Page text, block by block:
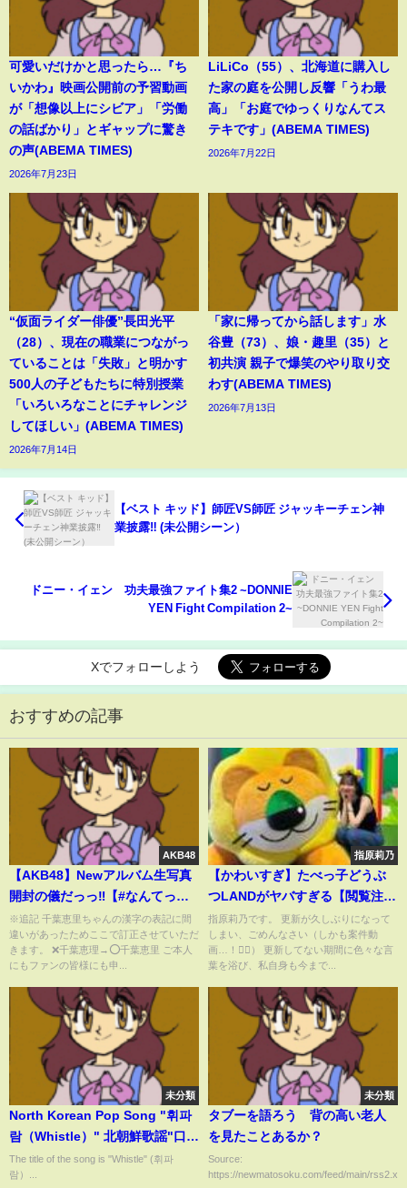
可愛いだけかと思ったら…『ち
いかわ』映画公開前の予習動画
が「想像以上にシビア」「労働
の話ばかり」とギャップに驚き
の声(ABEMA TIMES)
2026年7月23日
LiLiCo（55）、北海道に購入し
た家の庭を公開し反響「うわ最
高」「お庭でゆっくりなんてス
テキです」(ABEMA TIMES)
2026年7月22日
“仮面ライダー俳優”長田光平
（28）、現在の職業につながっ
ていることは「失敗」と明かす
500人の子どもたちに特別授業
「いろいろなことにチャレンジ
してほしい」(ABEMA TIMES)
2026年7月14日
「家に帰ってから話します」水
谷豊（73）、娘・趣里（35）と
初共演 親子で爆笑のやり取り交
わす(ABEMA TIMES)
2026年7月13日
【ベスト キッド】師匠VS師匠 ジャッキーチェン神
業披露‼️ (未公開シーン）
ドニー・イェン 功夫最強ファイト集2 ~DONNIE
YEN Fight Compilation 2~
Xでフォローしよう
おすすめの記事
AKB48
【AKB48】Newアルバム生写真
開封の儀だっっ‼️【#なんてった
ってAKB48】
※追記 千葉恵里ちゃんの漢字の表記に間
違いがあったためここで訂正させていただ
きます。 ❌千葉恵理→⭕️千葉恵里 ご本人
にもファンの皆様にも申...
指原莉乃
【かわいすぎ】たべっ子どうぶ
つLANDがヤバすぎる【閲覧注
意】
指原莉乃です。 更新が久しぶりになって
しまい、ごめんなさい（しかも案件動
画…！🙇‍♂️） 更新してない期間に色々な言
葉を浴び、私自身も今まで...
未分類
North Korean Pop Song "휘파
람（Whistle）" 北朝鮮歌謡"口
笛"
The title of the song is "Whistle" (휘파
람）...
未分類
タブーを語ろう 背の高い老人
を見たことあるか？
Source:
https://newmatosoku.com/feed/main/